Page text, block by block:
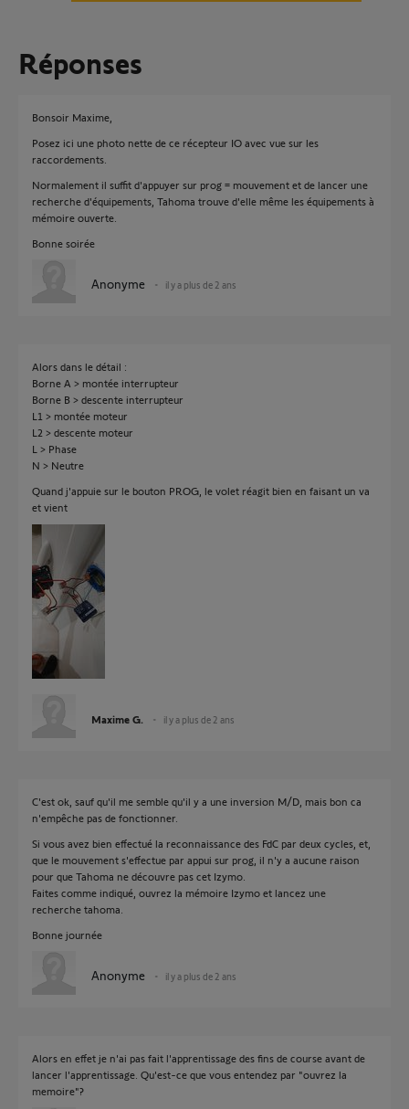
Réponses
Bonsoir Maxime,
Posez ici une photo nette de ce récepteur IO avec vue sur les
raccordements.
Normalement il suffit d'appuyer sur prog = mouvement et de lancer une
recherche d'équipements, Tahoma trouve d'elle même les équipements à
mémoire ouverte.
Bonne soirée
Anonyme il y a plus de 2 ans
Alors dans le détail :
Borne A > montée interrupteur
Borne B > descente interrupteur
L1 > montée moteur
L2 > descente moteur
L > Phase
N > Neutre
Quand j'appuie sur le bouton PROG, le volet réagit bien en faisant un va
et vient
Maxime G. il y a plus de 2 ans
C'est ok, sauf qu'il me semble qu'il y a une inversion M/D, mais bon ca
n'empêche pas de fonctionner.
Si vous avez bien effectué la reconnaissance des FdC par deux cycles, et,
que le mouvement s'effectue par appui sur prog, il n'y a aucune raison
pour que Tahoma ne découvre pas cet Izymo.
Faites comme indiqué, ouvrez la mémoire Izymo et lancez une
recherche tahoma.
Bonne journée
Anonyme il y a plus de 2 ans
Alors en effet je n'ai pas fait l'apprentissage des fins de course avant de
lancer l'apprentissage. Qu'est-ce que vous entendez par "ouvrez la
memoire"?